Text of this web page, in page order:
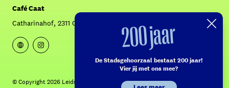
Café Caat
Catharinahof, 2311 CS Leiden
WebsiteInstagram
© Copyright 2026 Leidse Schouwburg - Stadsgehoorzaal
200 jaar
De Stadsgehoorzaal bestaat 200 jaar!
Vier jij met ons mee?